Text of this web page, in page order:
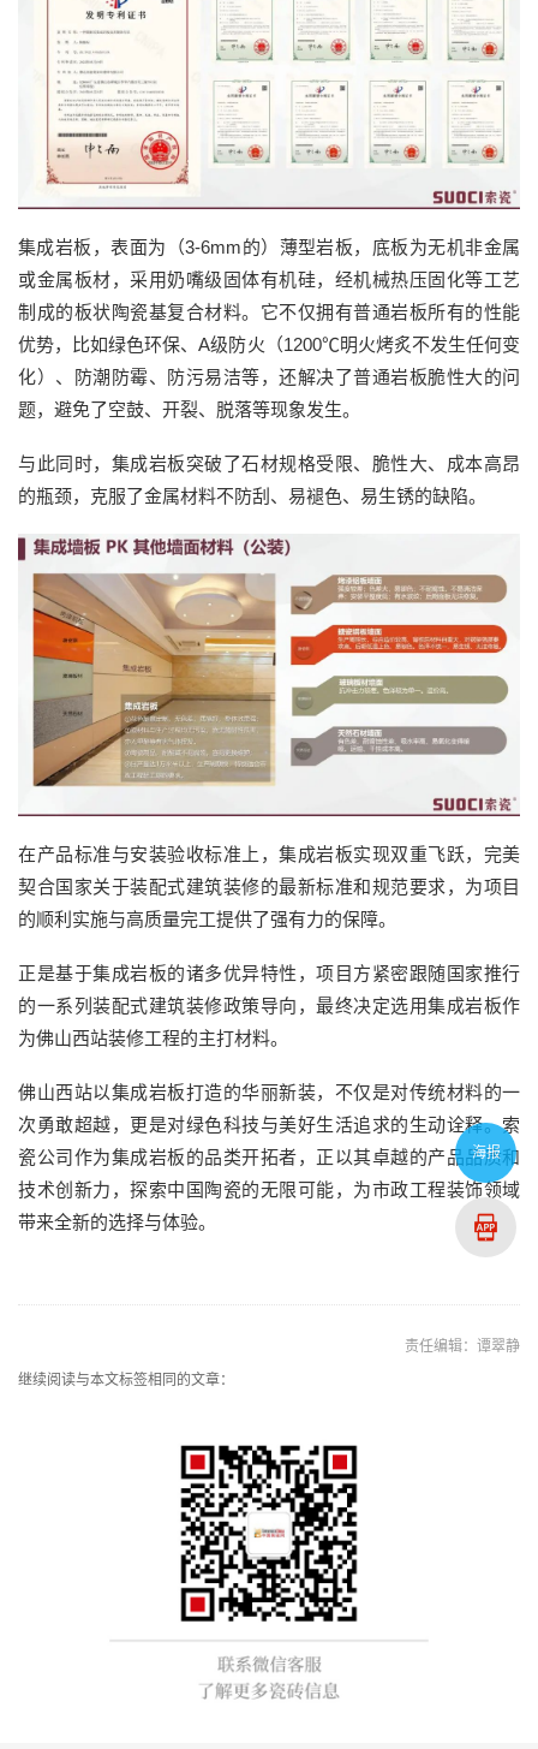
集成岩板，表面为（3-6mm的）薄型岩板，底板为无机非金属
或金属板材，采用奶嘴级固体有机硅，经机械热压固化等工艺
制成的板状陶瓷基复合材料。它不仅拥有普通岩板所有的性能
优势，比如绿色环保、A级防火（1200℃明火烤炙不发生任何变
化）、防潮防霉、防污易洁等，还解决了普通岩板脆性大的问
题，避免了空鼓、开裂、脱落等现象发生。
与此同时，集成岩板突破了石材规格受限、脆性大、成本高昂
的瓶颈，克服了金属材料不防刮、易褪色、易生锈的缺陷。
在产品标准与安装验收标准上，集成岩板实现双重飞跃，完美
契合国家关于装配式建筑装修的最新标准和规范要求，为项目
的顺利实施与高质量完工提供了强有力的保障。
正是基于集成岩板的诸多优异特性，项目方紧密跟随国家推行
的一系列装配式建筑装修政策导向，最终决定选用集成岩板作
为佛山西站装修工程的主打材料。
佛山西站以集成岩板打造的华丽新装，不仅是对传统材料的一
次勇敢超越，更是对绿色科技与美好生活追求的生动诠释。索
瓷公司作为集成岩板的品类开拓者，正以其卓越的产品品质和
技术创新力，探索中国陶瓷的无限可能，为市政工程装饰领域
带来全新的选择与体验。
责任编辑：谭翠静
继续阅读与本文标签相同的文章：
海报